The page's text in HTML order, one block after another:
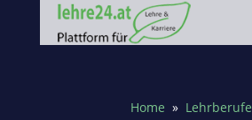
Home » Lehrberufe